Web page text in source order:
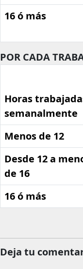
16 ó más
POR CADA
Horas
semanalmente
Menos de 12
Desde 12 a
de 16
16 ó más
Deja tu